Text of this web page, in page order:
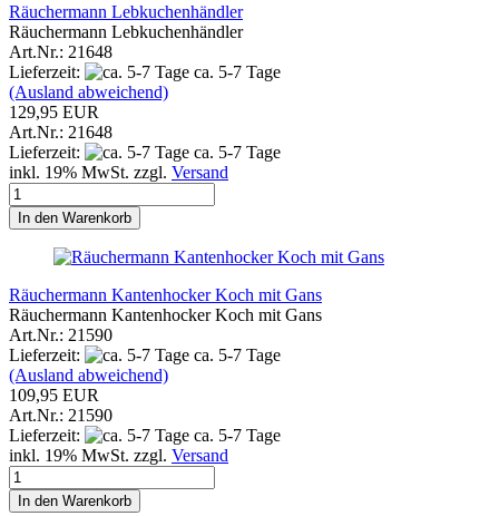
Räuchermann Lebkuchenhändler
Räuchermann Lebkuchenhändler
Art.Nr.: 21648
Lieferzeit:
ca. 5-7 Tage
(Ausland abweichend)
129,95 EUR
Art.Nr.: 21648
Lieferzeit:
ca. 5-7 Tage
inkl. 19% MwSt. zzgl. Versand
In den Warenkorb
Räuchermann Kantenhocker Koch mit Gans
Räuchermann Kantenhocker Koch mit Gans
Art.Nr.: 21590
Lieferzeit:
ca. 5-7 Tage
(Ausland abweichend)
109,95 EUR
Art.Nr.: 21590
Lieferzeit:
ca. 5-7 Tage
inkl. 19% MwSt. zzgl. Versand
In den Warenkorb